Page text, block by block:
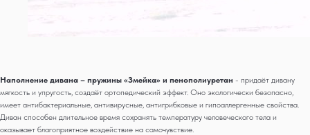
Наполнение дивана – пружины «Змейка» и пенополиуретан - придаёт дивану
мягкость и упругость, создаёт ортопедический эффект. Оно экологически безопасно,
имеет антибактериальные, антивирусные, антигрибковые и гипоаллергенные свойства.
Диван способен длительное время сохранять температуру человеческого тела и
оказывает благоприятное воздействие на самочувствие.